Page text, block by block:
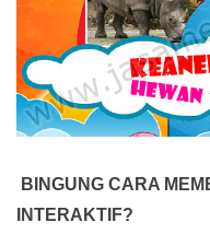
BINGUNG CARA
INTERAKTIF?